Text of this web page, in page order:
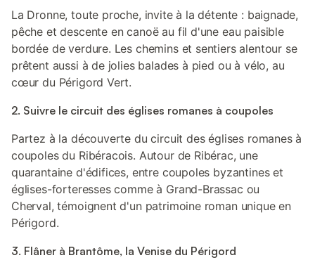
La Dronne, toute proche, invite à la détente : baignade,
pêche et descente en canoë au fil d'une eau paisible
bordée de verdure. Les chemins et sentiers alentour se
prêtent aussi à de jolies balades à pied ou à vélo, au
cœur du Périgord Vert.
2. Suivre le circuit des églises romanes à coupoles
Partez à la découverte du circuit des églises romanes à
coupoles du Ribéracois. Autour de Ribérac, une
quarantaine d'édifices, entre coupoles byzantines et
églises-forteresses comme à Grand-Brassac ou
Cherval, témoignent d'un patrimoine roman unique en
Périgord.
3. Flâner à Brantôme, la Venise du Périgord